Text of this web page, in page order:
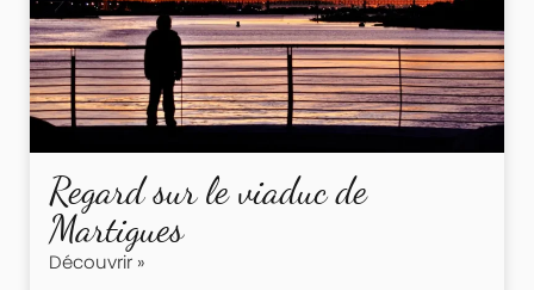
Regard sur le viaduc de
Martigues
Découvrir »